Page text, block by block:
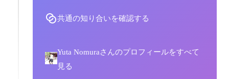
共通の知り合いを確認する
Yuta Nomuraさんのプロフィールをすべて
見る